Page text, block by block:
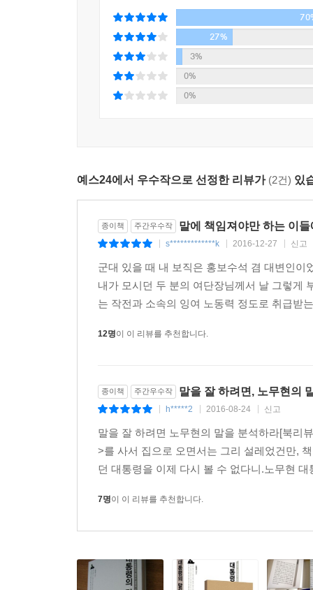
27%
3%
0%
0%
예스24에서 우수작으로 선정한 리뷰가 (2건) 있
종이책 주간우수작 말에 책임져야만 하는 이
s*************k 2016-12-27 신고
군대 있을 때 내 보직은 홍보수석 겸 대변인
내가 모시던 두 분의 여단장님께서 날 그렇게
는 작전과 소속의 잉여 노동력 정도로 취급받
12명이 이 리뷰를 추천합니다.
종이책 주간우수작 말을 잘 하려면, 노무현의
h*****2 2016-08-24 신고
말을 잘 하려면 노무현의 말을 분석하라[북리
>를 사서 집으로 오면서는 그리 설레었건만,
던 대통령을 이제 다시 볼 수 없다니.노무현
7명이 이 리뷰를 추천합니다.